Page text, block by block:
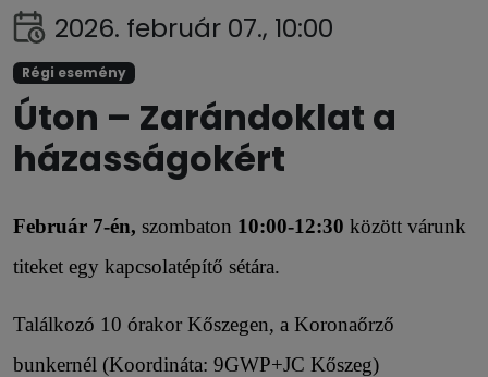
2026. február 07., 10:00
Régi esemény
Úton – Zarándoklat a
házasságokért
Február 7-én, szombaton 10:00-12:30 között várunk
titeket egy kapcsolatépítő sétára.
Találkozó 10 órakor Kőszegen, a Koronaőrző
bunkernél (Koordináta: 9GWP+JC Kőszeg)